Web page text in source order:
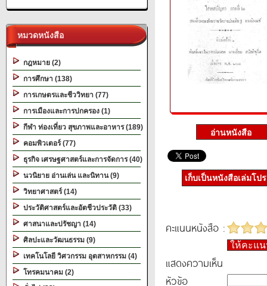
หมวดหนังสือ
กฎหมาย (2)
การศึกษา (138)
การเกษตรและชีววิทยา (77)
การเมืองและการปกครอง (1)
กีฬา ท่องเที่ยว สุขภาพและอาหาร (189)
คอมพิวเตอร์ (77)
ธุรกิจ เศรษฐศาสตร์และการจัดการ (40)
นวนิยาย อ่านเล่น และนิทาน (9)
วิทยาศาสตร์ (14)
ประวัติศาสตร์และอัตชีวประวัติ (33)
ศาสนาและปรัชญา (14)
ศิลปะและวัฒนธรรม (9)
เทคโนโลยี วิศวกรรม อุตสาหกรรม (4)
โทรคมนาคม (2)
เก็บเป็นหนังสือเล่มโป
คะแนนหนังสือ :
ให้คะแ
แสดงความเห็น
หัวข้อ